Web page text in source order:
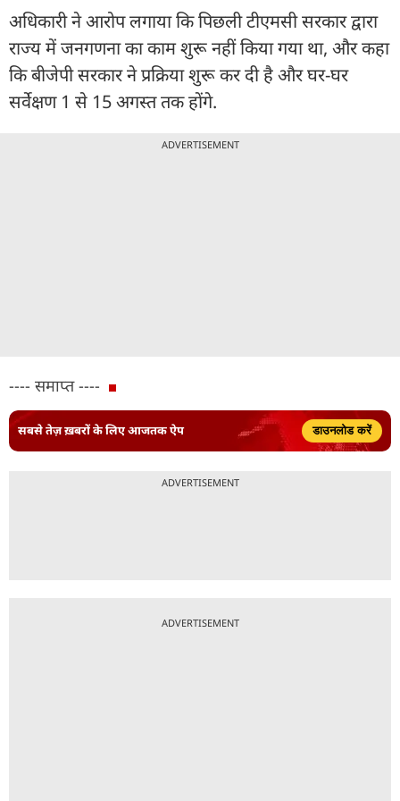
अधिकारी ने आरोप लगाया कि पिछली टीएमसी सरकार द्वारा
राज्य में जनगणना का काम शुरू नहीं किया गया था, और कहा
कि बीजेपी सरकार ने प्रक्रिया शुरू कर दी है और घर-घर
सर्वेक्षण 1 से 15 अगस्त तक होंगे.
ADVERTISEMENT
---- समाप्त ----
सबसे तेज़ ख़बरों के लिए आजतक ऐप डाउनलोड करें
ADVERTISEMENT
ADVERTISEMENT